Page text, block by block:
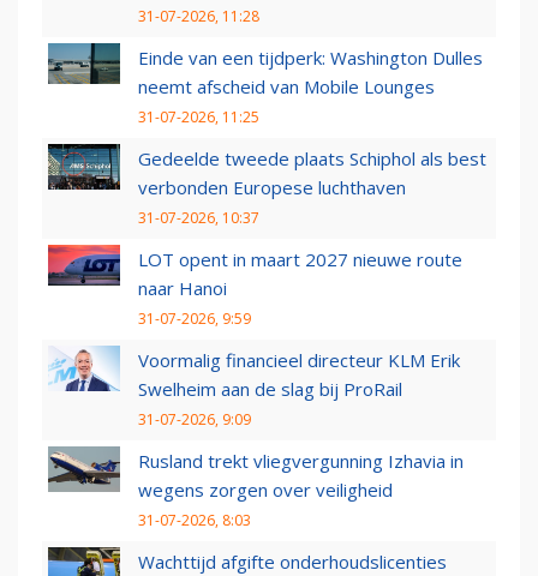
31-07-2026, 11:28
Einde van een tijdperk: Washington Dulles
neemt afscheid van Mobile Lounges
31-07-2026, 11:25
Gedeelde tweede plaats Schiphol als best
verbonden Europese luchthaven
31-07-2026, 10:37
LOT opent in maart 2027 nieuwe route
naar Hanoi
31-07-2026, 9:59
Voormalig financieel directeur KLM Erik
Swelheim aan de slag bij ProRail
31-07-2026, 9:09
Rusland trekt vliegvergunning Izhavia in
wegens zorgen over veiligheid
31-07-2026, 8:03
Wachttijd afgifte onderhoudslicenties